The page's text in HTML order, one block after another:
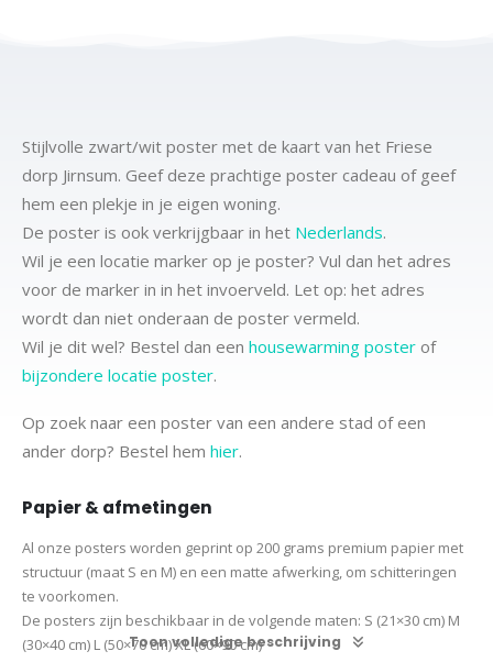
Stijlvolle zwart/wit poster met de kaart van het Friese
dorp Jirnsum. Geef deze prachtige poster cadeau of geef
hem een plekje in je eigen woning.
De poster is ook verkrijgbaar in het Nederlands.
Wil je een locatie marker op je poster? Vul dan het adres
voor de marker in in het invoerveld. Let op: het adres
wordt dan niet onderaan de poster vermeld.
Wil je dit wel? Bestel dan een housewarming poster of
bijzondere locatie poster.
Op zoek naar een poster van een andere stad of een
ander dorp? Bestel hem hier.
Papier & afmetingen
Al onze posters worden geprint op 200 grams premium papier met
structuur (maat S en M) en een matte afwerking, om schitteringen
te voorkomen.
De posters zijn beschikbaar in de volgende maten: S (21×30 cm) M
(30×40 cm) L (50×70 cm) XL (60×90 cm)
Toon volledige beschrijving